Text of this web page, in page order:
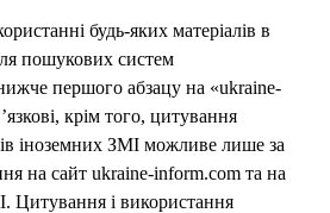
будь-яких матеріалів в
пошукових систем
першого абзацу на «ukraine-
крім того, цитування
іноземних ЗМІ можливе лише за
на сайт ukraine-inform.com та на
Цитування і використання